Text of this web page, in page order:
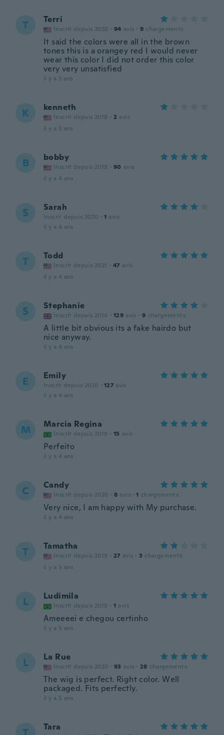
T Terri
Inscrit depuis 2020 · 94 avis · 9 chargements
It said the colors were all in the brown
tones this is a orangey red I would never
wear this color I did not order this color
very very unsatisfied
il y a 3 ans
K kenneth
Inscrit depuis 2018 · 2 avis
il y a 3 ans
B bobby
Inscrit depuis 2019 · 90 avis
il y a 4 ans
S Sarah
Inscrit depuis 2020 · 1 avis
il y a 4 ans
T Todd
Inscrit depuis 2021 · 47 avis
il y a 4 ans
S Stephanie
Inscrit depuis 2014 · 129 avis · 9 chargements
A little bit obvious its a fake hairdo but
nice anyway.
il y a 4 ans
E Emily
Inscrit depuis 2020 · 127 avis
il y a 4 ans
M Marcia Regina
Inscrit depuis 2019 · 15 avis
Perfeito
il y a 4 ans
C Candy
Inscrit depuis 2020 · 8 avis · 1 chargements
Very nice, I am happy with My purchase.
il y a 4 ans
T Tamatha
Inscrit depuis 2019 · 27 avis · 3 chargements
il y a 5 ans
L Ludimila
Inscrit depuis 2019 · 1 avis
Ameeeei e chegou certinho
il y a 5 ans
L La Rue
Inscrit depuis 2020 · 93 avis · 28 chargements
The wig is perfect. Right color. Well
packaged. Fits perfectly.
il y a 5 ans
Tara